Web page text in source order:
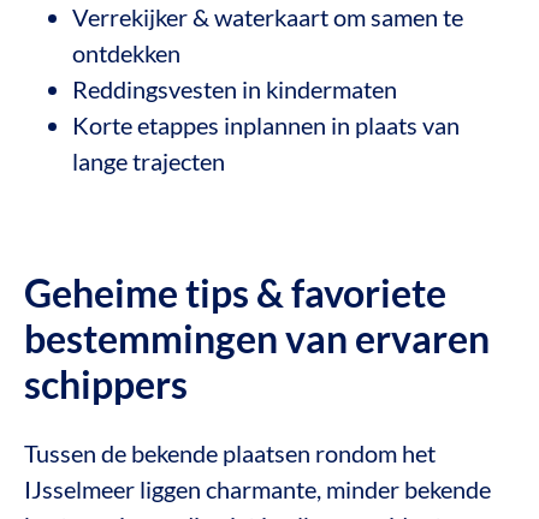
Verrekijker & waterkaart om samen te
ontdekken
Reddingsvesten in kindermaten
Korte etappes inplannen in plaats van
lange trajecten
Geheime tips & favoriete
bestemmingen van ervaren
schippers
Tussen de bekende plaatsen rondom het
IJsselmeer liggen charmante, minder bekende